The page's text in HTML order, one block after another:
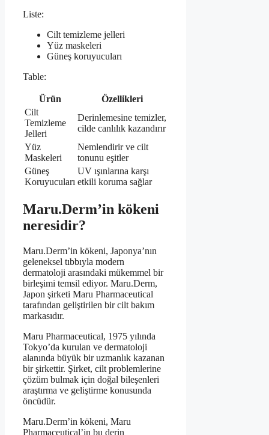
Liste:
Cilt temizleme jelleri
Yüz maskeleri
Güneş koruyucuları
Table:
Ürün
Özellikleri
Cilt
Temizleme
Jelleri
Derinlemesine temizler,
cilde canlılık kazandırır
Yüz
Maskeleri
Nemlendirir ve cilt
tonunu eşitler
Güneş
Koruyucuları
UV ışınlarına karşı
etkili koruma sağlar
Maru.Derm’in kökeni
neresidir?
Maru.Derm’in kökeni, Japonya’nın
geleneksel tıbbıyla modern
dermatoloji arasındaki mükemmel bir
birleşimi temsil ediyor. Maru.Derm,
Japon şirketi Maru Pharmaceutical
tarafından geliştirilen bir cilt bakım
markasıdır.
Maru Pharmaceutical, 1975 yılında
Tokyo’da kurulan ve dermatoloji
alanında büyük bir uzmanlık kazanan
bir şirkettir. Şirket, cilt problemlerine
çözüm bulmak için doğal bileşenleri
araştırma ve geliştirme konusunda
öncüdür.
Maru.Derm’in kökeni, Maru
Pharmaceutical’in bu derin